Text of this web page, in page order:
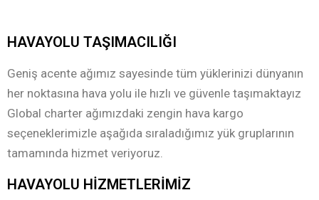
HAVAYOLU TAŞIMACILIĞI
Geniş acente ağımız sayesinde tüm yüklerinizi dünyanın
her noktasına hava yolu ile hızlı ve güvenle taşımaktayız
Global charter ağımızdaki zengin hava kargo
seçeneklerimizle aşağıda sıraladığımız yük gruplarının
tamamında hizmet veriyoruz.
HAVAYOLU HİZMETLERİMİZ